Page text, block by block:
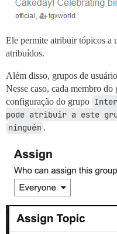
Ele permite atribuir tópicos a
atribuídos.
Além disso, grupos de
Nesse caso, cada membro
configuração do grupo
pode atribuir a este
ninguém .